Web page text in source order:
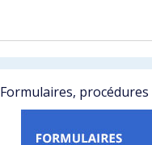
Formulaires, procédures